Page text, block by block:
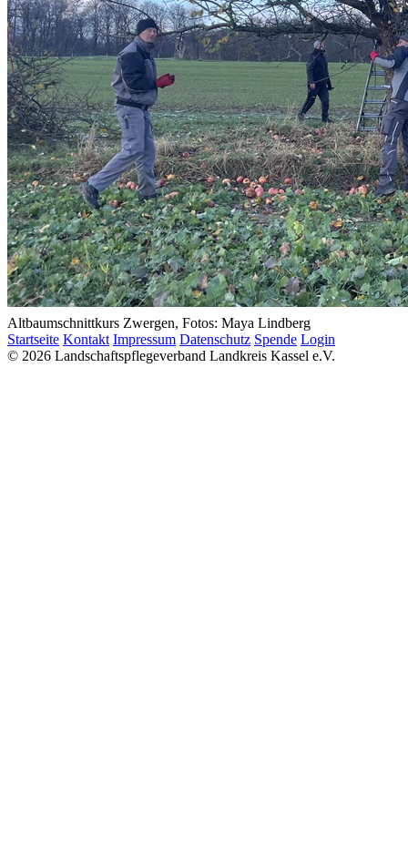
Altbaumschnittkurs Zwergen, Fotos: Maya Lindberg
Startseite Kontakt Impressum Datenschutz Spende Login
© 2026 Landschaftspflegeverband Landkreis Kassel e.V.